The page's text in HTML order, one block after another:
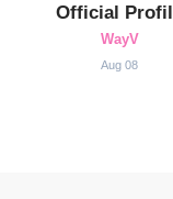
Official
WayV
Aug 08